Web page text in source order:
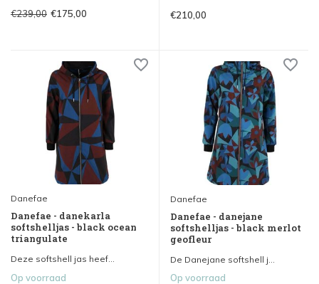
€239,00 €175,00 €210,00
Danefae
Danefae - danekarla
softshelljas - black ocean
triangulate
Deze softshell jas heef...
Op voorraad
Danefae
Danefae - danejane
softshelljas - black merlot
geofleur
De Danejane softshell j...
Op voorraad